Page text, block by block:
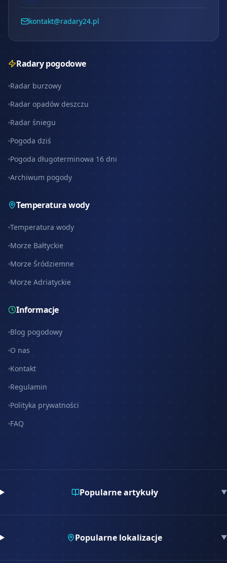
kontakt@radary24.pl
Radary pogodowe
Radar burzowy
Radar opadów deszczu
Radar śniegu
Pogoda dziś
Pogoda długoterminowa 16 dni
Archiwum pogody
Temperatura wody
Temperatura wody
Morze Bałtyckie
Morze Śródziemne
Morze Adriatyckie
Informacje
Blog pogodowy
O nas
Kontakt
Regulamin
Polityka prywatności
FAQ
Popularne artykuły ▼
Popularne lokalizacje ▼